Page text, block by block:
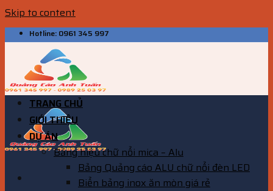
Skip to content
Hotline: 0961 345 997
TRANG CHỦ
GIỚI THIỆU
DỰ ÁN
Bảng hiệu chữ nổi mica – Alu
Bảng Quảng cáo ALU chữ nổi đèn LED
Biển bảng inox ăn mòn giá rẻ